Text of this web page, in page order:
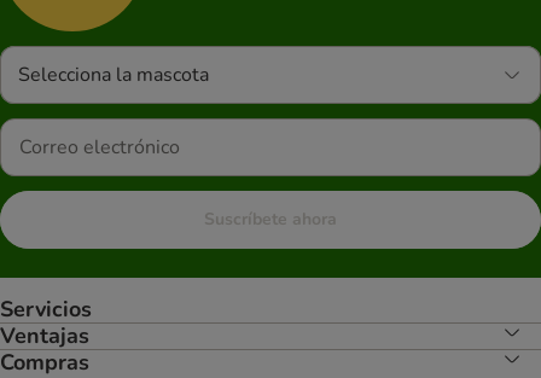
Selecciona la mascota
Suscríbete ahora
Servicios
Ventajas
Compras